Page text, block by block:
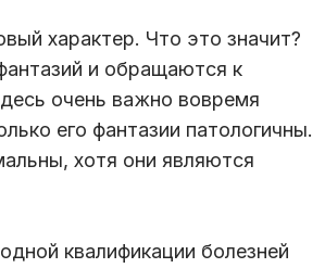
характер. Что это значит?
и обращаются к
очень важно вовремя
его фантазии патологичны.
хотя они являются
квалификации болезней